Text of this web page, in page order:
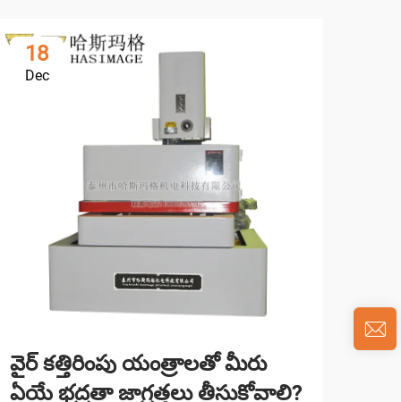
18
Dec
వైర్ కత్తిరింపు యంత్రాలతో మీరు
ఏయే భద్రతా జాగ్రత్తలు తీసుకోవాలి?